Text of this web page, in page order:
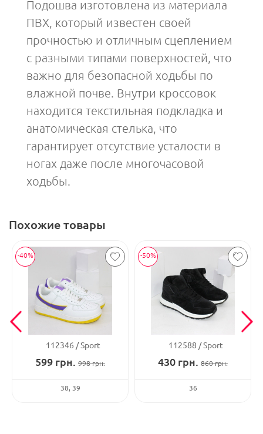
Подошва изготовлена из материала
ПВХ, который известен своей
прочностью и отличным сцеплением
с разными типами поверхностей, что
важно для безопасной ходьбы по
влажной почве. Внутри кроссовок
находится текстильная подкладка и
анатомическая стелька, что
гарантирует отсутствие усталости в
ногах даже после многочасовой
ходьбы.
Похожие товары
-40%
112346 Sport
599 грн. 998грн.
38 39
-50%
112588 Sport
430 грн. 860грн.
36